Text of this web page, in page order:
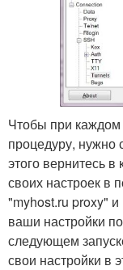
Чтобы при каждом
процедуру, нужно
этого вернитесь
своих настроек в
"myhost.ru proxy"
ваши настройки
следующем
свои настройки в